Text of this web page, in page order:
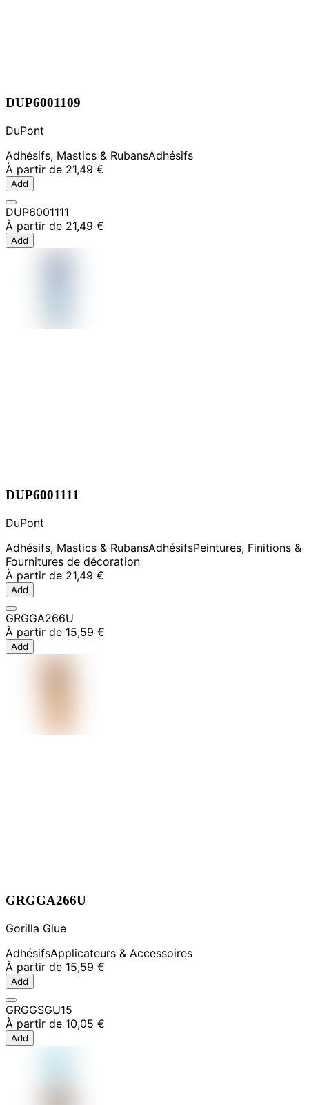
DUP6001109
DuPont
Adhésifs, Mastics & RubansAdhésifs
À partir de 21,49 €
Add
DUP6001111
À partir de 21,49 €
Add
DUP6001111
DuPont
Adhésifs, Mastics & RubansAdhésifsPeintures, Finitions &
Fournitures de décoration
À partir de 21,49 €
Add
GRGGA266U
À partir de 15,59 €
Add
GRGGA266U
Gorilla Glue
AdhésifsApplicateurs & Accessoires
À partir de 15,59 €
Add
GRGGSGU15
À partir de 10,05 €
Add